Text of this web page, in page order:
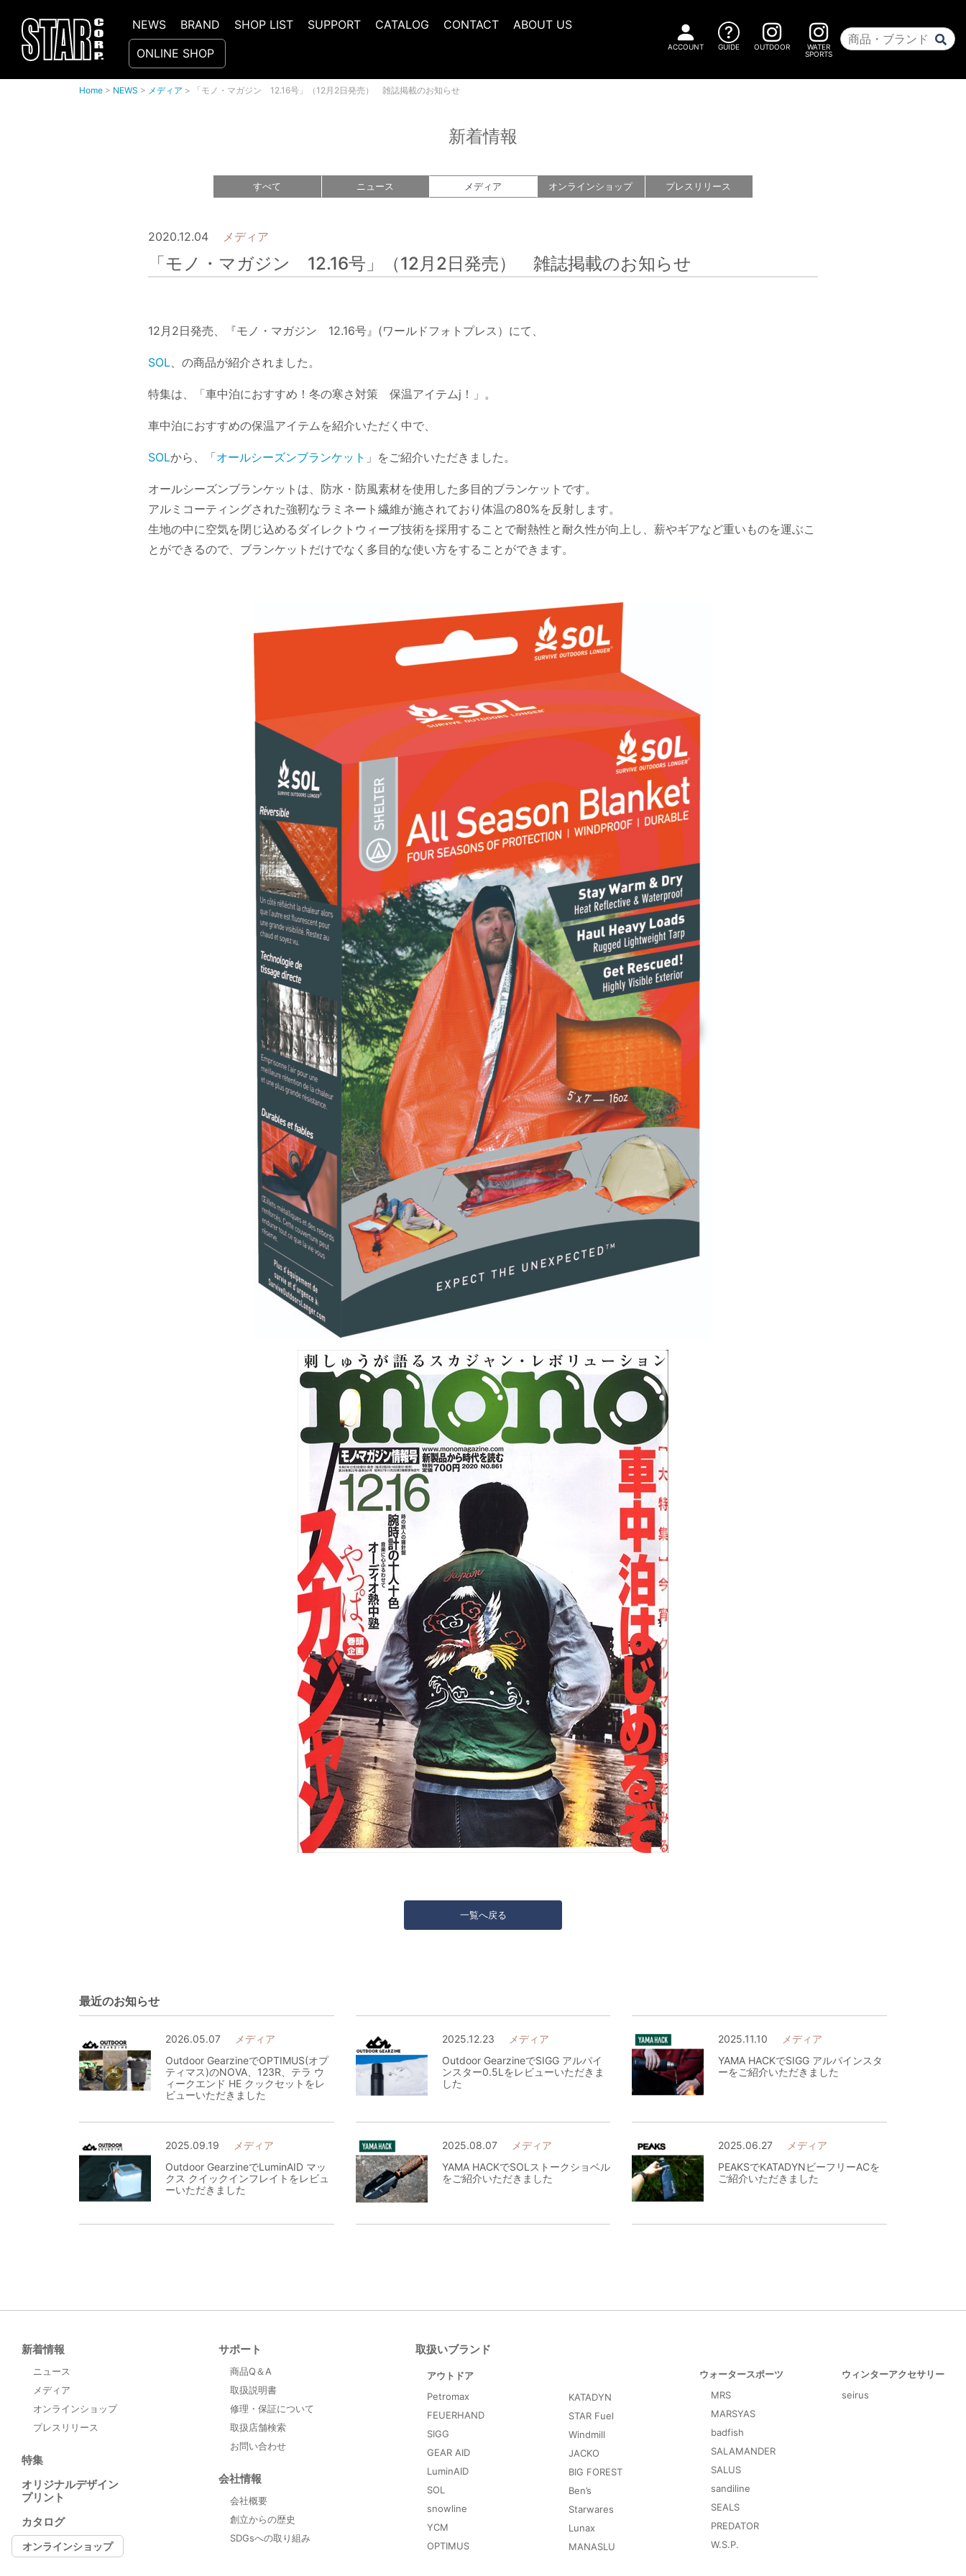
NEWS BRAND SHOP LIST SUPPORT CATALOG CONTACT
ABOUT US
ONLINE SHOP
ACCOUNT GUIDE OUTDOOR
WATER
SPORTS
Home > NEWS > メディア > 「モノ・マガジン 12.16号」（12月2日発売） 雑誌掲載のお知らせ
新着情報
すべて ニュース メディア オンラインショップ プレス リリース
2020.12.04 メディア
「モノ・マガジン 12.16号」（12月2日発売） 雑誌掲載のお知らせ
12月2日発売、『モノ・マガジン 12.16号』(ワールドフォトプレス）にて、
SOL、の商品が紹介されました。
特集は、「車中泊におすすめ！冬の寒さ対策 保温アイテムj！」。
車中泊におすすめの保温アイテムを紹介いただく中で、
SOLから、「オールシーズンブランケット 」をご紹介いただきました。
オールシーズンブランケットは、防水・防風素材を使用した多目的ブランケットです。
アルミコーティングされた強靭なラミネート繊維が施されており体温の80%を反射します。
生地の中に空気を閉じ込めるダイレクトウィーブ技術を採用することで耐熱性と耐久性が向上し、薪やギアなど重いものを運ぶこ
とができるので、ブランケットだけでなく多目的な使い方をすることができます。
一覧へ戻る
最近のお知らせ
2026.05.07
メディア
Outdoor GearzineでOPTIMUS(オプ
ティマス)のNOVA、123R、テラ ウ
ィークエンド HE クックセットをレ
ビューいただきました
2025.12.23
メディア
Outdoor GearzineでSIGG アルパイ
ンスター0.5Lをレビューいただきま
した
2025.11.10
メディア
YAMA HACKでSIGG アルパインスタ
ーをご紹介いただきました
2025.09.19
メディア
Outdoor GearzineでLuminAID マッ
クス クイックインフレイトをレビュ
ーいただきました
2025.08.07
メディア
YAMA HACKでSOLストークショベル
をご紹介いただきました
2025.06.27
メディア
PEAKSでKATADYNビーフリーACを
ご紹介いただきました
新着情報
ニュース
メディア
オンラインショップ
プレスリリース
特集
オリジナルデザイン
プリント
カタログ
オンラインショップ
サポート
商品Q＆A
取扱説明書
修理・保証について
取扱店舗検索
お問い合わせ
会社情報
会社概要
創立からの歴史
SDGsへの取り組み
取扱いブランド
アウトドア
Petromax
FEUERHAND
SIGG
GEAR AID
LuminAID
SOL
snowline
YCM
OPTIMUS
KATADYN
STAR Fuel
Windmill
JACKO
BIG FOREST
Ben’s
Starwares
Lunax
MANASLU
ウォータースポーツ
MRS
MARSYAS
badfish
SALAMANDER
SALUS
sandiline
SEALS
PREDATOR
W.S.P.
ウィンターアクセサリー
seirus